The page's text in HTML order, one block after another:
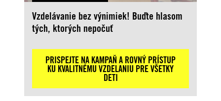
Vzdelávanie bez výnimiek! Buďte hlasom
tých, ktorých nepočuť
PRISPEJTE NA KAMPAŇ A ROVNÝ PRÍSTUP
KU KVALITNÉMU VZDELANIU PRE VŠETKY
DETI